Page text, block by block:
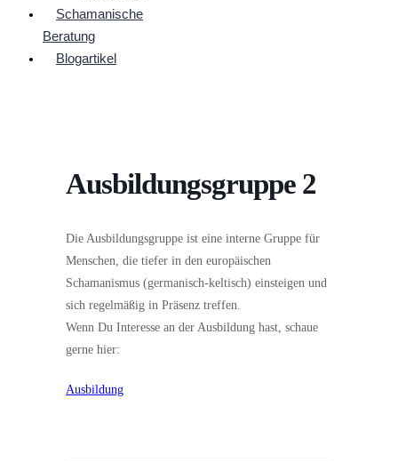
Schamanische
Beratung
Blogartikel
Ausbildungsgruppe 2
Die Ausbildungsgruppe ist eine interne Gruppe für
Menschen, die tiefer in den europäischen
Schamanismus (germanisch-keltisch) einsteigen und
sich regelmäßig in Präsenz treffen.
Wenn Du Interesse an der Ausbildung hast, schaue
gerne hier:
Ausbildung